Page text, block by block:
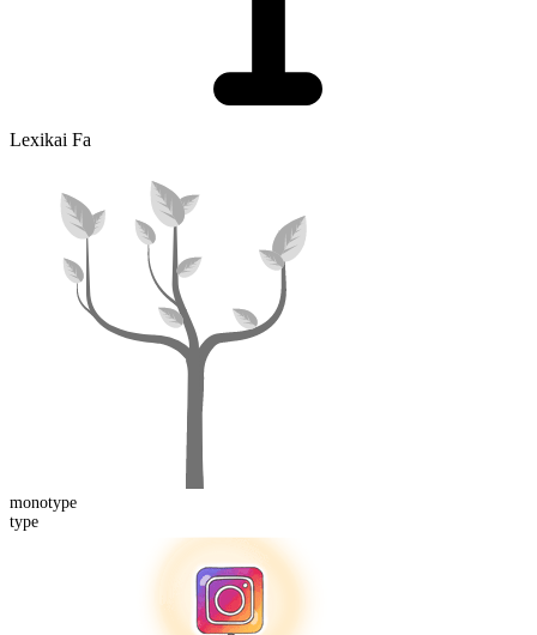
Lexikai Fa
monotype
type